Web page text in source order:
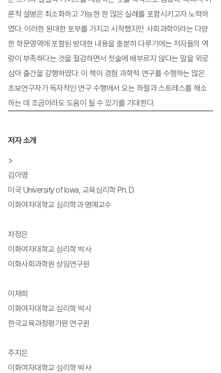
론적 설명은 최소화하고 가능한 한 많은 실례를 포함시키고자 노력하
였다. 이러한 원대한 포부를 가지고 시작했지만 사회과학이라는 다양
한 학문영역에 포함된 방대한 내용을 충분히 다루기에는 저자들의 역
량이 부족하다는 것을 절감하면서 첫술에 배부르지 않다는 말을 위로
삼아 출간을 강행하였다. 이 책이 경험 과학적 연구를 수행하는 많은
초보연구자가 독자적인 연구 수행에서 오는 좌절과 스트레스를 해소
하는 데 조금이라도 도움이 될 수 있기를 기대한다.
저자 소개
>
김아영
미국 University of Iowa, 교육심리학 Ph. D.
이화여자대학교 심리학과 명예교수
차정은
이화여자대학교 심리학 박사
이화사회과학원 상임연구원
이채희
이화여자대학교 심리학 박사
한국교육과정평가원 연구원
주지은
이화여자대학교 심리학 박사